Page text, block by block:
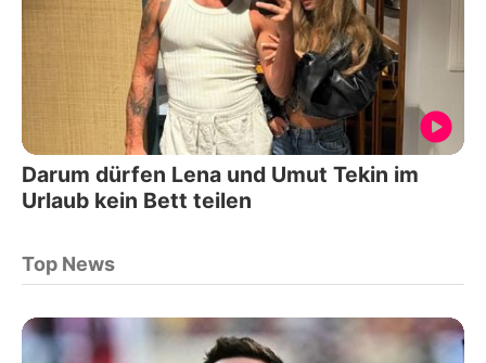
Darum dürfen Lena und Umut Tekin im
Urlaub kein Bett teilen
Top News